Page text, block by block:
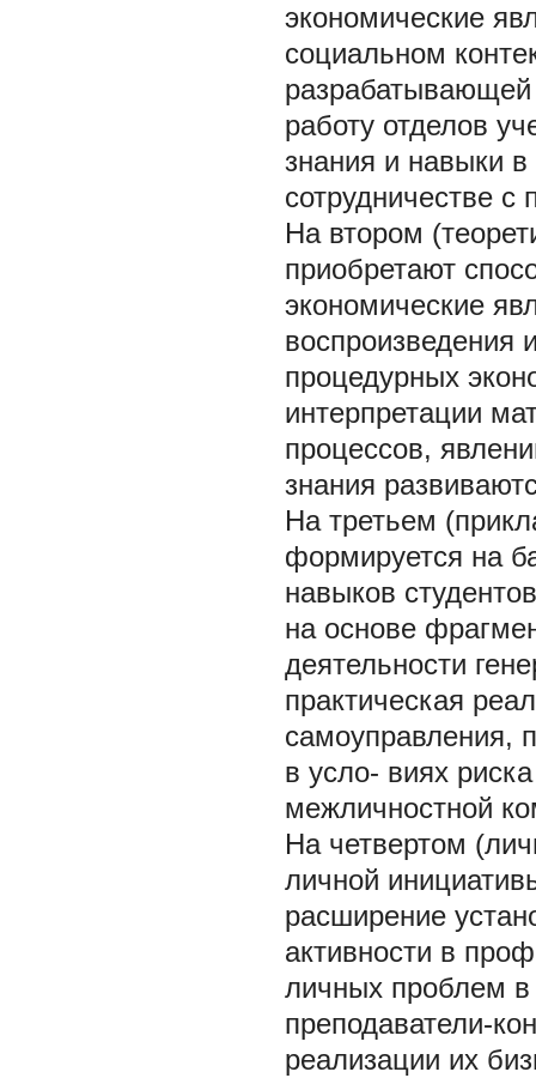
экономические
социальном
разрабатывающей
работу отделов
знания и навыки
сотрудничестве с
На втором
приобретают
экономические
воспроизведения
процедурных
интерпретации
процессов,
знания
На третьем
формируется на
навыков
на основе
деятельности
практическая
самоуправления,
в усло- виях
межличностной
На четвертом
личной
расширение
активности в
личных проблем в
преподаватели-
реализации их